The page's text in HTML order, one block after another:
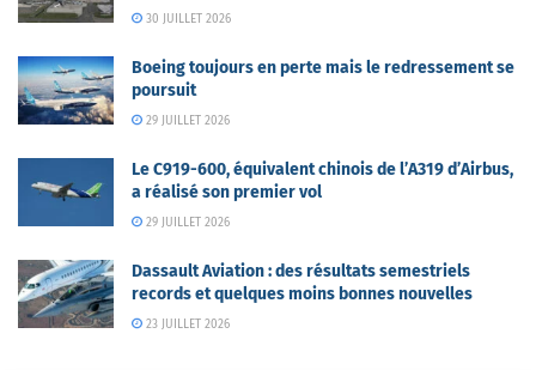
30 JUILLET 2026
Boeing toujours en perte mais le redressement se
poursuit
29 JUILLET 2026
Le C919-600, équivalent chinois de l’A319 d’Airbus,
a réalisé son premier vol
29 JUILLET 2026
Dassault Aviation : des résultats semestriels
records et quelques moins bonnes nouvelles
23 JUILLET 2026